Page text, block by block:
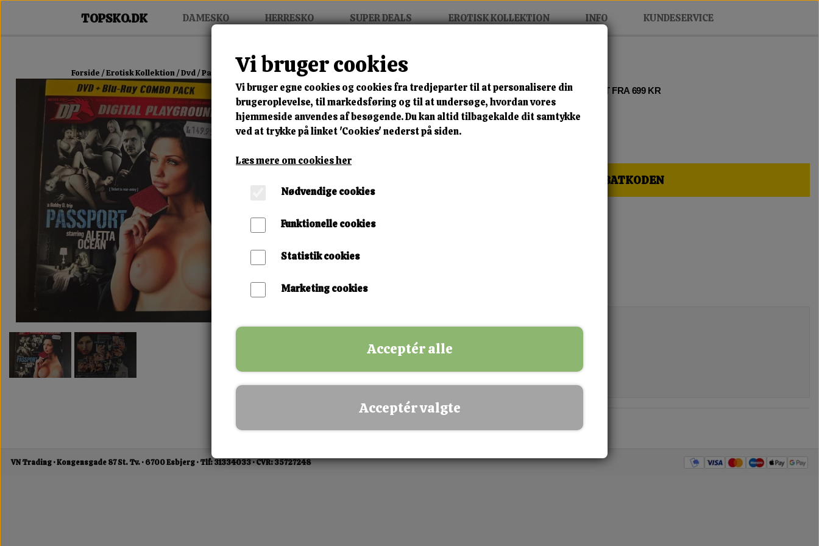
DAMESKO HERRESKO SUPER DEALS EROTISK KOLLEKTION INFO KUNDESERVICE
Forside Erotisk Kollektion Dvd Passport
MIX FRIT • KØB 3 BETAL FOR 2 • FRI FRAGT FRA 699 KR
Passport
🎁 SPAR 10 % – KLIK HER OG FÅ RABATKODEN
149,00 kr.
Leveringstid:
Omgående Levering
✅ Hurtig levering
VN Trading Kongensgade 87 St. Tv. 6700 Esbjerg Tlf: 31334033 CVR: 35727248
Vi bruger cookies
Vi bruger egne cookies og cookies fra tredjeparter til at personalisere din
brugeroplevelse, til markedsføring og til at undersøge, hvordan vores
hjemmeside anvendes af besøgende. Du kan altid tilbagekalde dit samtykke
ved at trykke på linket 'Cookies' nederst på siden.
Læs mere om cookies her
Nødvendige cookies
Funktionelle cookies
Statistik cookies
Marketing cookies
Acceptér alle
Acceptér valgte